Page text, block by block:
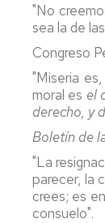
"No
sea la de
Congreso
"Miseria
moral es el
derecho, y
Boletín de
"La
parecer, la
crees; es
consuelo".